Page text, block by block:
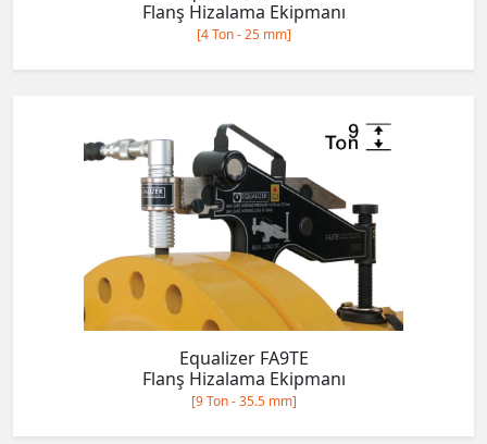
Flanş Hizalama Ekipmanı
[4 Ton - 25 mm]
Equalizer FA9TE
Flanş Hizalama Ekipmanı
[9 Ton - 35.5 mm]